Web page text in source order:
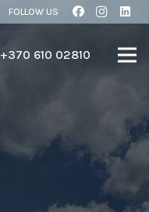
FOLLOW US
+370 610 02810